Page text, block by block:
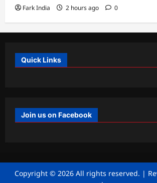
Fark India 2 hours ago 0
Quick Links
Join us on Facebook
Copyright © 2026 All rights reserved. |